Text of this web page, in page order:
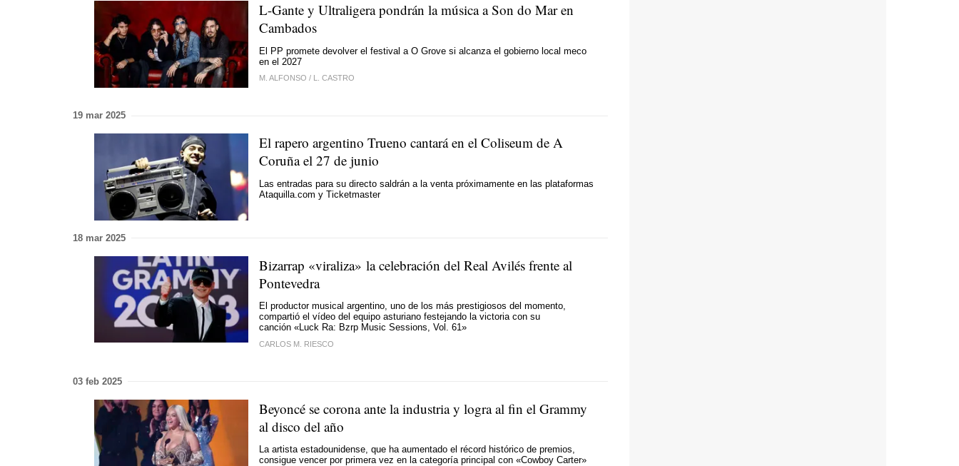
L-Gante y Ultraligera pondrán la música a Son do Mar en
Cambados
El PP promete devolver el festival a O Grove si alcanza el gobierno local meco
en el 2027
M. ALFONSO / L. CASTRO
19 mar 2025
El rapero argentino Trueno cantará en el Coliseum de A
Coruña el 27 de junio
Las entradas para su directo saldrán a la venta próximamente en las plataformas
Ataquilla.com y Ticketmaster
18 mar 2025
Bizarrap «viraliza» la celebración del Real Avilés frente al
Pontevedra
El productor musical argentino, uno de los más prestigiosos del momento,
compartió el vídeo del equipo asturiano festejando la victoria con su
canción «Luck Ra: Bzrp Music Sessions, Vol. 61»
CARLOS M. RIESCO
03 feb 2025
Beyoncé se corona ante la industria y logra al fin el Grammy
al disco del año
La artista estadounidense, que ha aumentado el récord histórico de premios,
consigue vencer por primera vez en la categoría principal con «Cowboy Carter»